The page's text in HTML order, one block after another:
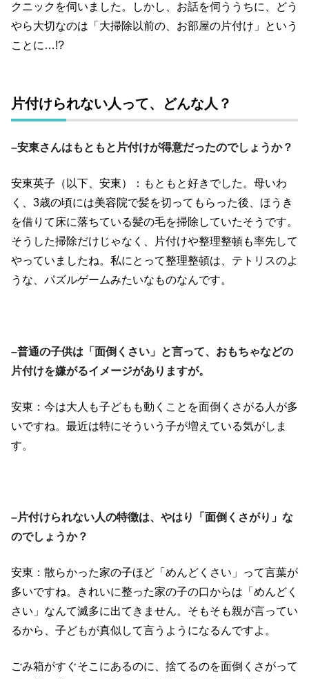
クニックを伺いました。しかし、お話を伺ううちに、どう
やら大切なのは「大掃除以前の、お部屋の片付け」という
ことに…!?
片付けられない人って、どんな人？
–安東さんはもともと片付けが得意だったのでしょうか？
安東英子（以下、安東）：もともと好きでした。母いわ
く、3歳の頃には美容院で髪を切ってもらった後、ほうき
を借りて床に落ちている髪の毛を掃除していたそうです。
そうした掃除だけじゃなく、片付けや整理整頓も率先して
やっていましたね。私にとって整理整頓は、テトリスのよ
うな、パズルゲームみたいなものなんです。
–普通の子供は「面倒くさい」と言って、おもちゃなどの
片付けを嫌がるイメージがありますが。
安東：今は大人も子どもも動くことを面倒くさがる人が多
いですね。最近は特にそういう子が増えている気がしま
す。
–片付けられない人の特徴は、やはり「面倒くさがり」な
のでしょうか？
安東：散らかった家の子ほど「めんどくさい」って言葉が
多いですね。きれいに整った家の子の口からは「めんどく
さい」なんて滅多に出てきません。そもそも親が言ってい
るから、子どもが真似して言うようになるんですよ。
ごみ箱がすぐそこにあるのに、捨てるのを面倒くさがって